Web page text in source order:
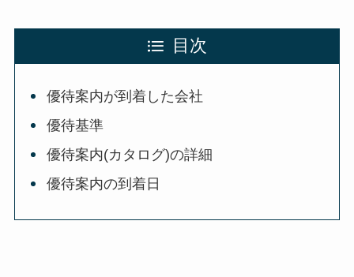
目次
優待案内が到着した会社
優待基準
優待案内(カタログ)の詳細
優待案内の到着日